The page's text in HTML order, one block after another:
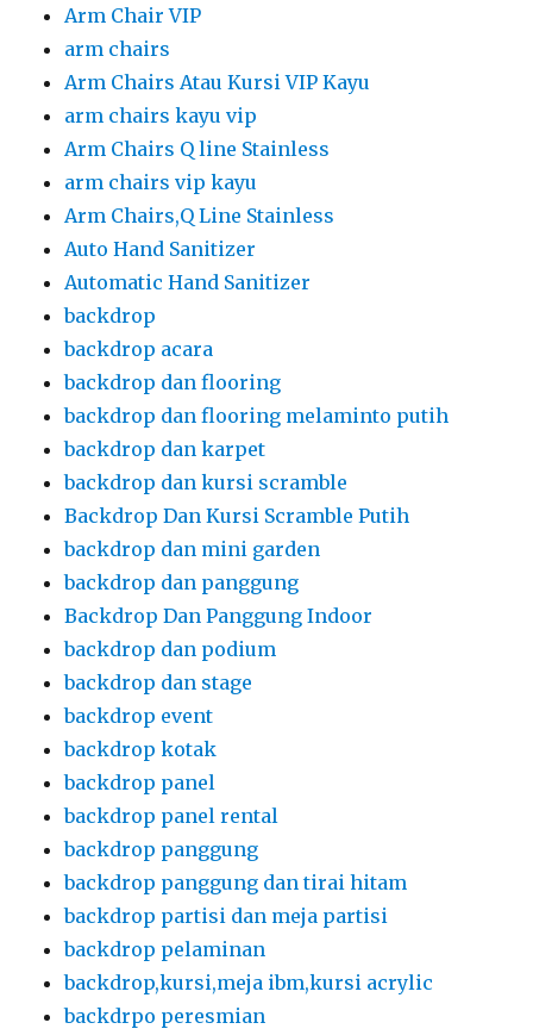
Arm Chair VIP
arm chairs
Arm Chairs Atau Kursi VIP Kayu
arm chairs kayu vip
Arm Chairs Q line Stainless
arm chairs vip kayu
Arm Chairs,Q Line Stainless
Auto Hand Sanitizer
Automatic Hand Sanitizer
backdrop
backdrop acara
backdrop dan flooring
backdrop dan flooring melaminto putih
backdrop dan karpet
backdrop dan kursi scramble
Backdrop Dan Kursi Scramble Putih
backdrop dan mini garden
backdrop dan panggung
Backdrop Dan Panggung Indoor
backdrop dan podium
backdrop dan stage
backdrop event
backdrop kotak
backdrop panel
backdrop panel rental
backdrop panggung
backdrop panggung dan tirai hitam
backdrop partisi dan meja partisi
backdrop pelaminan
backdrop,kursi,meja ibm,kursi acrylic
backdrpo peresmian